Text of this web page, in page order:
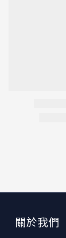
關於我們